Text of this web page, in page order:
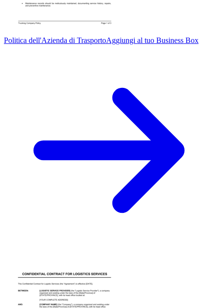
Politica dell'Azienda di TrasportoAggiungi al tuo Business Box